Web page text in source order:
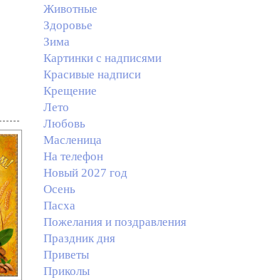
Животные
Здоровье
Зима
Картинки с надписями
Красивые надписи
Крещение
Лето
Любовь
Масленица
На телефон
Новый 2027 год
Осень
Пасха
Пожелания и поздравления
Праздник дня
Приветы
Приколы